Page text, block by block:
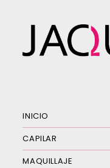
INICIO
CAPILAR
MAQUILLAJE